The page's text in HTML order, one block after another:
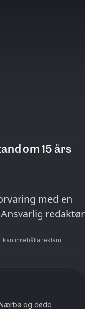
om 15 års
med en
redaktør
innehålla reklam.
og døde